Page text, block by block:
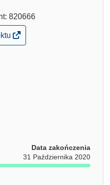
820666
Data zakończenia
31 Października 2020